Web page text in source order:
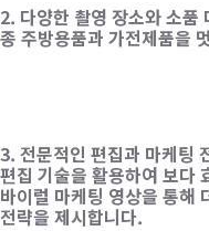
2. 다양한 촬영 장소와 소품
종 주방용품과 가전제품을
3. 전문적인 편집과 마케팅
편집 기술을 활용하여 보다
바이럴 마케팅 영상을 통해
전략을 제시합니다.